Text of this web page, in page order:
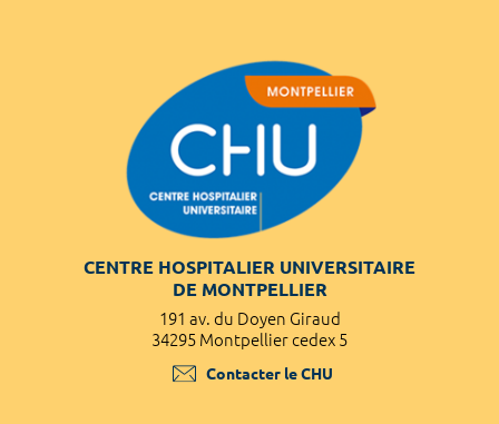
CENTRE HOSPITALIER UNIVERSITAIRE
DE MONTPELLIER
191 av. du Doyen Giraud
34295 Montpellier cedex 5
Contacter le CHU